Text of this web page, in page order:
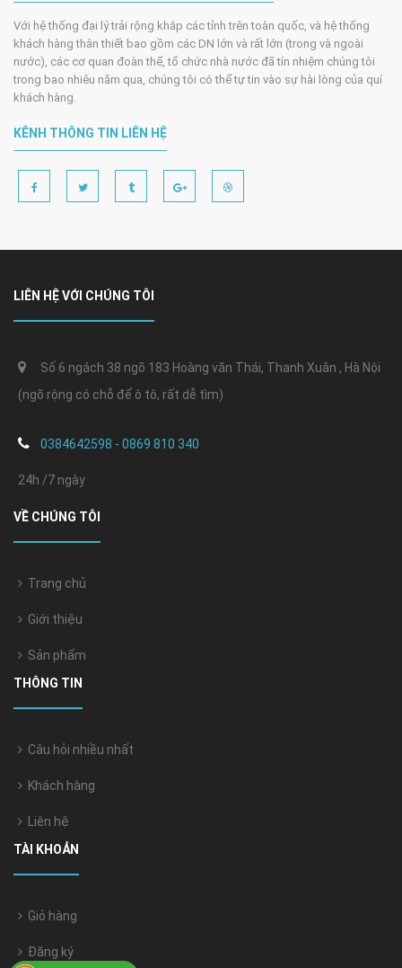
Với hệ thống đại lý trải rộng khắp các tỉnh trên toàn quốc, và hệ thống
khách hàng thân thiết bao gồm các DN lớn và rất lớn (trong và ngoài
nước), các cơ quan đoàn thể, tổ chức nhà nước đã tín nhiệm chúng tôi
trong bao nhiêu năm qua, chúng tôi có thể tự tin vào sự hài lòng của quí
khách hàng.
KÊNH THÔNG TIN LIÊN HỆ
LIÊN HỆ VỚI CHÚNG TÔI
Số 6 ngách 38 ngõ 183 Hoàng văn Thái, Thanh Xuân , Hà Nội
(ngõ rộng có chỗ để ô tô, rất dễ tìm)
0384642598 - 0869 810 340
24h /7 ngày
VỀ CHÚNG TÔI
Trang chủ
Giới thiệu
Sản phẩm
THÔNG TIN
Câu hỏi nhiều nhất
Khách hàng
Liên hệ
TÀI KHOẢN
Giỏ hàng
Đăng ký